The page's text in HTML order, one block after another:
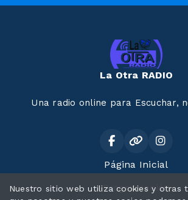
La Otra RADIO
Una radio online para Escuchar,
Página Inicial
Programación
Nuestro sitio web utiliza cookies y otras